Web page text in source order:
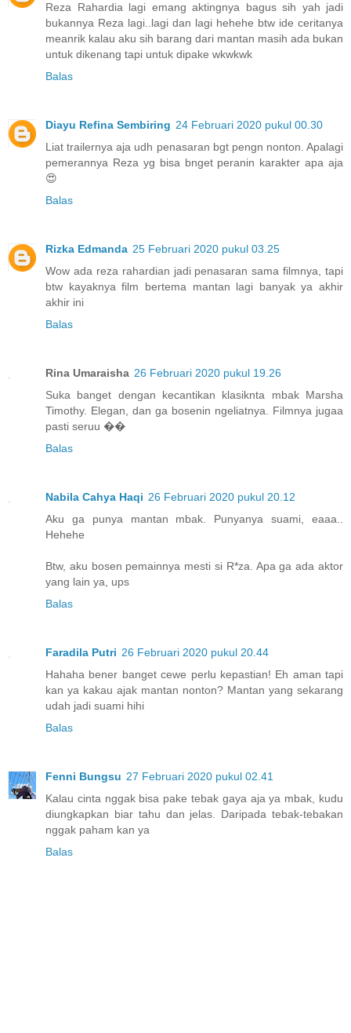
Reza Rahardia lagi emang aktingnya bagus sih yah jadi
bukannya Reza lagi..lagi dan lagi hehehe btw ide ceritanya
meanrik kalau aku sih barang dari mantan masih ada bukan
untuk dikenang tapi untuk dipake wkwkwk
Balas
Diayu Refina Sembiring 24 Februari 2020 pukul 00.30
Liat trailernya aja udh penasaran bgt pengn nonton. Apalagi
pemerannya Reza yg bisa bnget peranin karakter apa aja
😍
Balas
Rizka Edmanda 25 Februari 2020 pukul 03.25
Wow ada reza rahardian jadi penasaran sama filmnya, tapi
btw kayaknya film bertema mantan lagi banyak ya akhir
akhir ini
Balas
Rina Umaraisha 26 Februari 2020 pukul 19.26
Suka banget dengan kecantikan klasiknta mbak Marsha
Timothy. Elegan, dan ga bosenin ngeliatnya. Filmnya jugaa
pasti seruu ��
Balas
Nabila Cahya Haqi 26 Februari 2020 pukul 20.12
Aku ga punya mantan mbak. Punyanya suami, eaaa..
Hehehe
Btw, aku bosen pemainnya mesti si R*za. Apa ga ada aktor
yang lain ya, ups
Balas
Faradila Putri 26 Februari 2020 pukul 20.44
Hahaha bener banget cewe perlu kepastian! Eh aman tapi
kan ya kakau ajak mantan nonton? Mantan yang sekarang
udah jadi suami hihi
Balas
Fenni Bungsu 27 Februari 2020 pukul 02.41
Kalau cinta nggak bisa pake tebak gaya aja ya mbak, kudu
diungkapkan biar tahu dan jelas. Daripada tebak-tebakan
nggak paham kan ya
Balas